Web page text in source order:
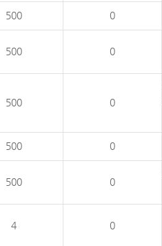
500 0
500 0
500 0
500 0
500 0
4 0